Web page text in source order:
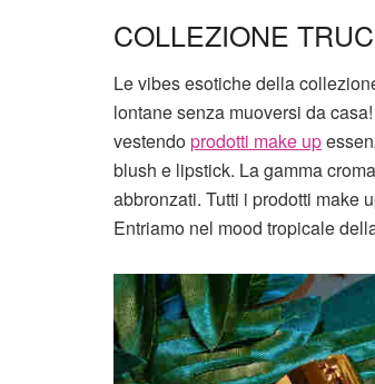
COLLEZIONE
Le vibes esotiche della
lontane senza muoversi da casa!
vestendoprodotti make up
blush e lipstick. La gamma
abbronzati. Tutti i prodotti make
Entriamo nel mood tropicale